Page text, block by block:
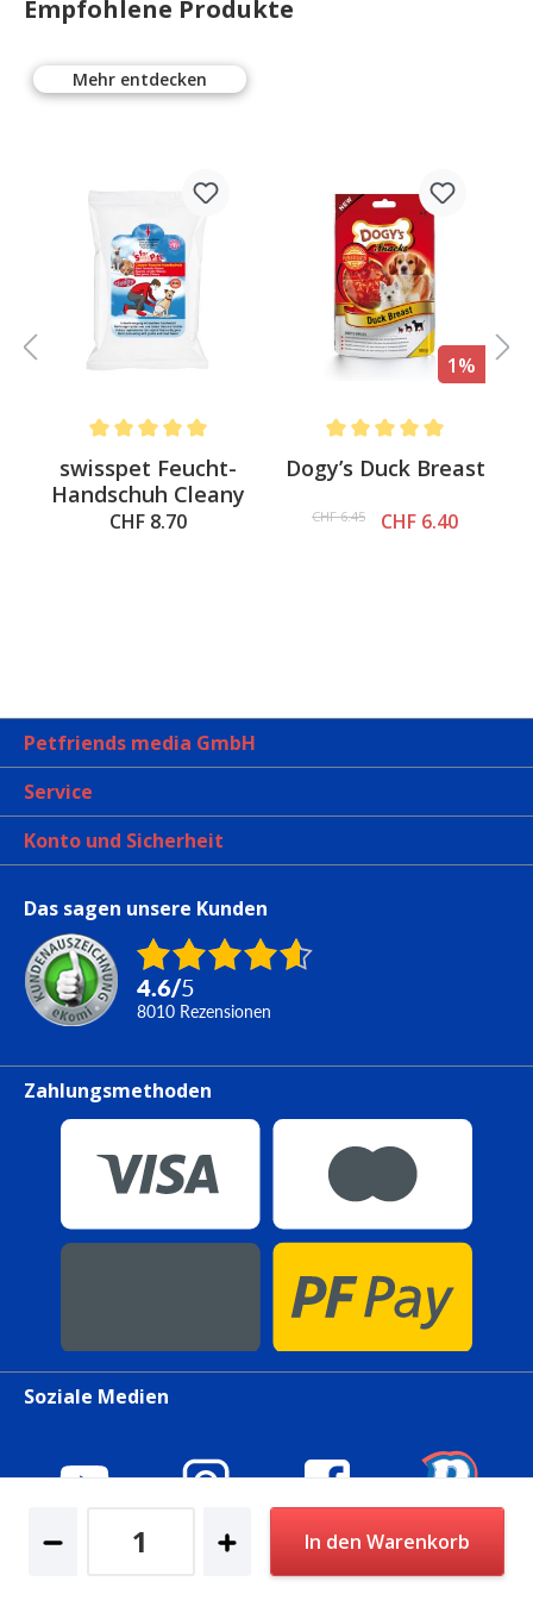
In den Warenkorb
Empfohlene Produkte
Mehr entdecken
out of 5 starsAverage rating of 5 out of 5 stars
swisspet Feucht-
Handschuh Cleany
CHF 8.70
1%
Average rating of 5 out of
Dogy’s Duck Breast
CHF 6.45 CHF 6.40
Petfriends media GmbH
Service
Konto und Sicherheit
Das sagen unsere Kunden
4.6/5
8010 Rezensionen
Zahlungsmethoden
Soziale Medien
© 2026 petfriends. All Rights Reserved.